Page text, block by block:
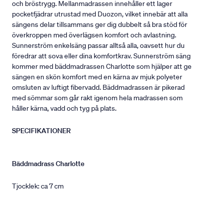
och bröstrygg. Mellanmadrassen innehåller ett lager
pocketfjädrar utrustad med Duozon, vilket innebär att alla
sängens delar tillsammans ger dig dubbelt så bra stöd för
överkroppen med överlägsen komfort och avlastning.
Sunnerström enkelsäng passar alltså alla, oavsett hur du
föredrar att sova eller dina komfortkrav. Sunnerström säng
kommer med bäddmadrassen Charlotte som hjälper att ge
sängen en skön komfort med en kärna av mjuk polyeter
omsluten av luftigt fibervadd. Bäddmadrassen är pikerad
med sömmar som går rakt igenom hela madrassen som
håller kärna, vadd och tyg på plats.
SPECIFIKATIONER
Bäddmadrass Charlotte
Tjocklek: ca 7 cm